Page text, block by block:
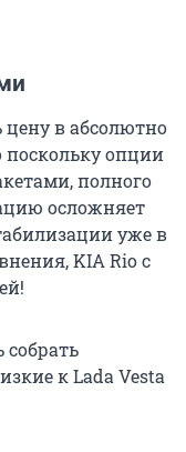
в абсолютно
опции
полного
осложняет
уже в
KIA Rio с
к Lada Vesta